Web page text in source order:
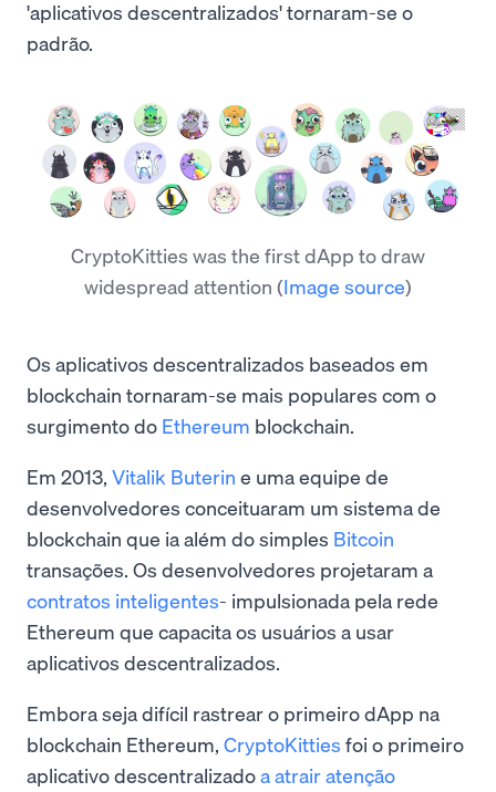
'aplicativos descentralizados' tornaram-se o
padrão.
CryptoKitties was the first dApp to draw
widespread attention (Image source)
Os aplicativos descentralizados baseados em
blockchain tornaram-se mais populares com o
surgimento do Ethereum blockchain.
Em 2013, Vitalik Buterin e uma equipe de
desenvolvedores conceituaram um sistema de
blockchain que ia além do simples Bitcoin
transações. Os desenvolvedores projetaram a
contratos inteligentes- impulsionada pela rede
Ethereum que capacita os usuários a usar
aplicativos descentralizados.
Embora seja difícil rastrear o primeiro dApp na
blockchain Ethereum, CryptoKitties foi o primeiro
aplicativo descentralizadoa atrair atenção